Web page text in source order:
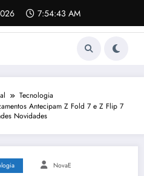
7:54:44 AM
Tecnologia
Antecipam Z Fold 7 e Z Flip 7
Novidades
NovaE